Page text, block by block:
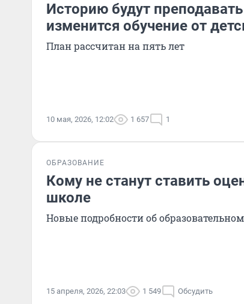
Историю будут
изменится обучение от
План рассчитан на пять лет
10 мая, 2026, 12:02 1 657 1
ОБРАЗОВАНИЕ
Кому не станут ставить
школе
Новые подробности об
15 апреля, 2026, 22:03 1 549 Обсудить